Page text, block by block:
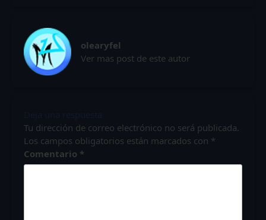
olearyfel
Ver mas post de este autor
Tu dirección de correo electrónico no será publicada.
Los campos obligatorios están marcados con *
Comentario *